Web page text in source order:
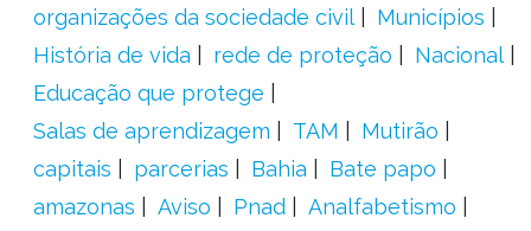
organizações da sociedade civil
Municípios
História de vida
rede de proteção
Nacional
Educação que protege
Salas de aprendizagem
TAM
Mutirão
capitais
parcerias Bahia
Bate papo
amazonas
Aviso Pnad
Analfabetismo